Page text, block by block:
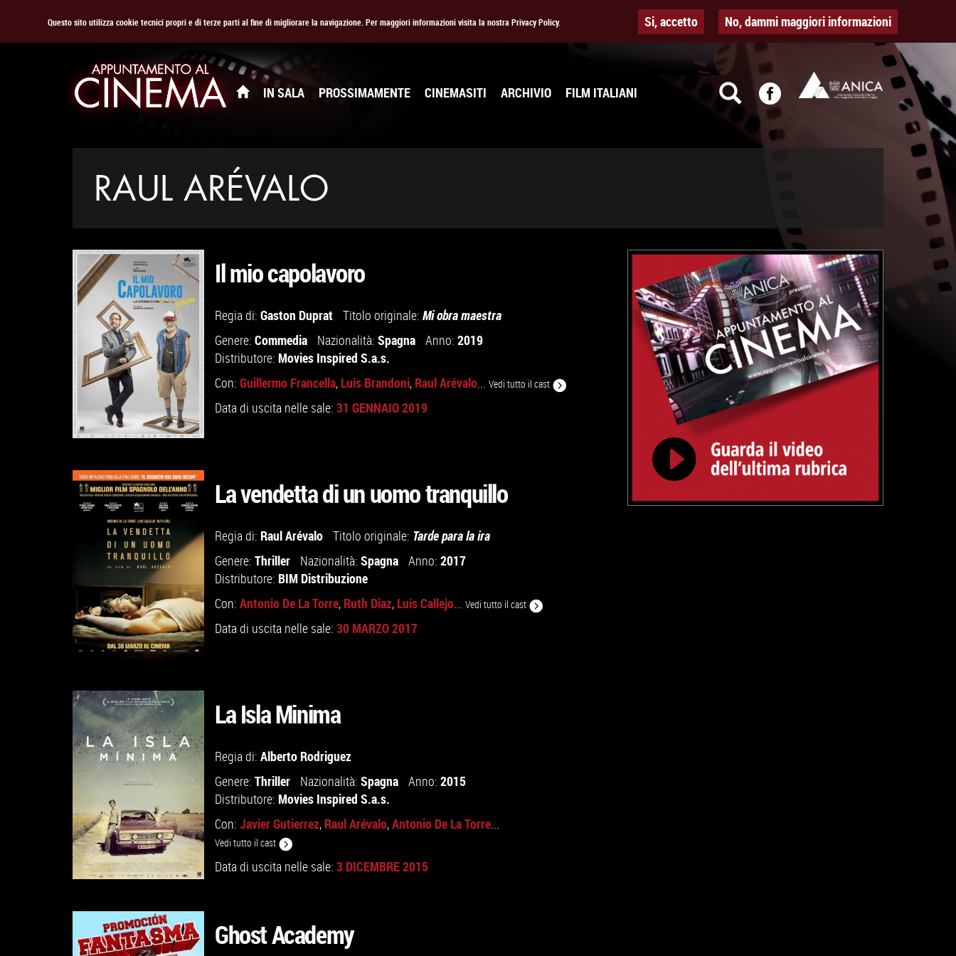
Questo sito utilizza cookie tecnici propri e di terze parti al fine di migliorare la navigazione. Per maggiori informazioni visita la nostra Privacy Policy. Si, accetto No, dammi maggiori informazioni
IN SALA PROSSIMAMENTE CINEMASITI ARCHIVIO FILM ITALIANI
RAUL ARÉVALO
GUARDA IL TRAILER
VAI ALLA SCHEDA
Il mio capolavoro
Regia di: Gaston Duprat Titolo originale: Mi obra maestra
Genere: Commedia Nazionalità: Spagna Anno: 2019
Distributore: Movies Inspired S.a.s.
Con: Guillermo Francella, Luis Brandoni, Raul Arévalo... Vedi tutto il cast
Data di uscita nelle sale: 31 GENNAIO 2019
GUARDA IL TRAILER
VAI ALLA SCHEDA
La vendetta di un uomo tranquillo
Regia di: Raul Arévalo Titolo originale: Tarde para la ira
Genere: Thriller Nazionalità: Spagna Anno: 2017
Distributore: BIM Distribuzione
Con: Antonio De La Torre, Ruth Diaz, Luis Callejo... Vedi tutto il cast
Data di uscita nelle sale: 30 MARZO 2017
La Isla Minima
Regia di: Alberto Rodriguez
Genere: Thriller Nazionalità: Spagna Anno: 2015
Distributore: Movies Inspired S.a.s.
Con: Javier Gutierrez, Raul Arévalo,Antonio De La Torre...
Vedi tutto il cast
Data di uscita nelle sale: 3 DICEMBRE 2015
Ghost Academy